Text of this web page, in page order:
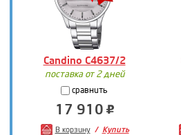
Candino C4637/2
поставка от 2 дней
сравнить
17 910
В корзину Купить